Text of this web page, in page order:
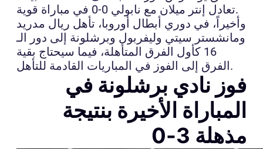
تعادل إنتر ميلان مع نابولي 0-0 في مباراة قوية.
وأخيراً، في دوري أبطال أوروبا، تأهل ريال مدريد
ومانشستر سيتي وليفربول وبرشلونة إلى دور الـ
16 كأول الفرق المتأهلة، فيما سيحتاج بقية
الفرق إلى الفوز في المباريات القادمة للتأهل.
فوز نادي برشلونة في
المباراة الأخيرة بنتيجة
مذهلة 3-0